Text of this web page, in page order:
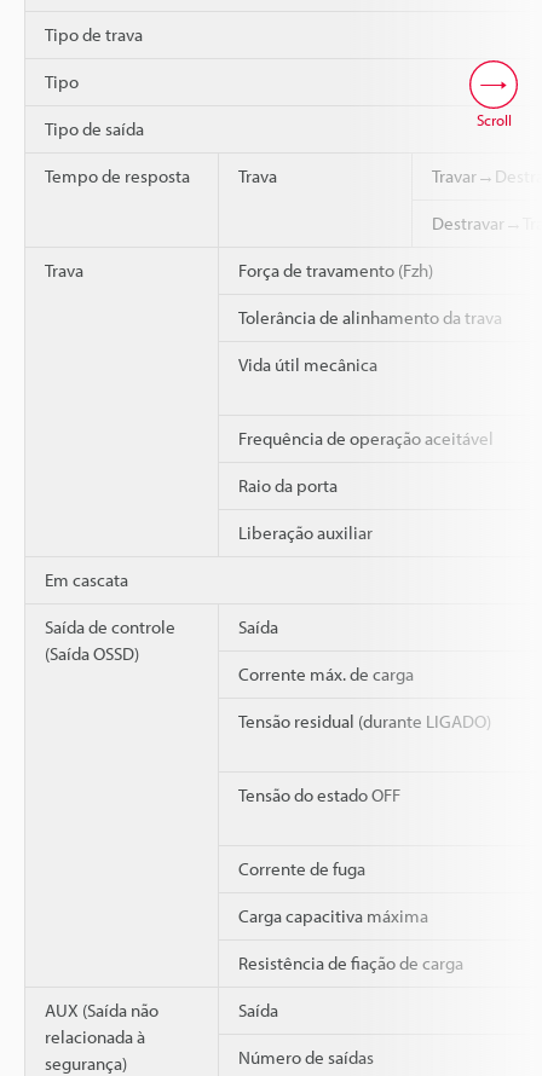
Tipo de trava
Tipo
Tipo de saída
Tempo de resposta Trava
Trava Força de travamento (Fzh)
Tolerância de alinhamento da trava
Vida útil mecânica
Frequência de operação aceitável
Raio da porta
Liberação auxiliar
Em cascata
Saída de controle
(Saída OSSD)
Saída
Corrente máx. de carga
Tensão residual (durante LIGADO)
Tensão do estado OFF
Corrente de fuga
Carga capacitiva máxima
Resistência de fiação de carga
AUX (Saída não
relacionada à
segurança)
Saída
Número de saídas
Scroll